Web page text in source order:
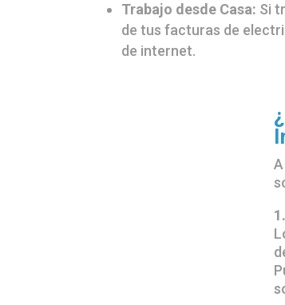
Trabajo desde Casa: Si
de tus facturas de
de internet.